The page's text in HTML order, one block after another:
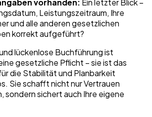
vorhanden: Ein letzter Blick –
Leistungszeitraum, Ihre
und alle anderen gesetzlichen
korrekt aufgeführt?
lückenlose Buchführung ist
gesetzliche Pflicht – sie ist das
die Stabilität und Planbarkeit
Sie schafft nicht nur Vertrauen
sondern sichert auch Ihre eigene